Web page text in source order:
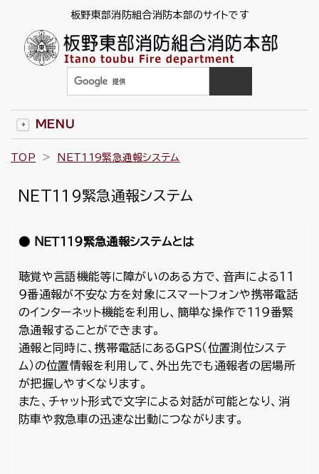
板野東部消防組合消防本部のサイトです
MENU
TOP NET119緊急通報システム
NET119緊急通報システム
● ＮＥＴ１１９緊急通報システムとは
聴覚や言語機能等に障がいのある方で、音声による１１
９番通報が不安な方を対象にスマートフォンや携帯電話
のインターネット機能を利用し、簡単な操作で１１９番緊
急通報することができます。
通報と同時に、携帯電話にあるＧＰＳ（位置測位システ
ム）の位置情報を利用して、外出先でも通報者の居場所
が把握しやすくなります。
また、チャット形式で文字による対話が可能となり、消
防車や救急車の迅速な出動につながります。